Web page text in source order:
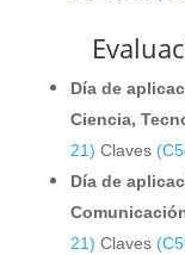
Día de
Ciencia,
21) Claves
Día de
21) Claves